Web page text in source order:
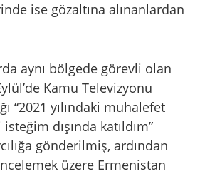
ise gözaltına alınanlardan
aynı bölgede görevli olan
Kamu Televizyonu
“2021 yılındaki muhalefet
dışında katıldım”
gönderilmiş, ardından
üzere Ermenistan